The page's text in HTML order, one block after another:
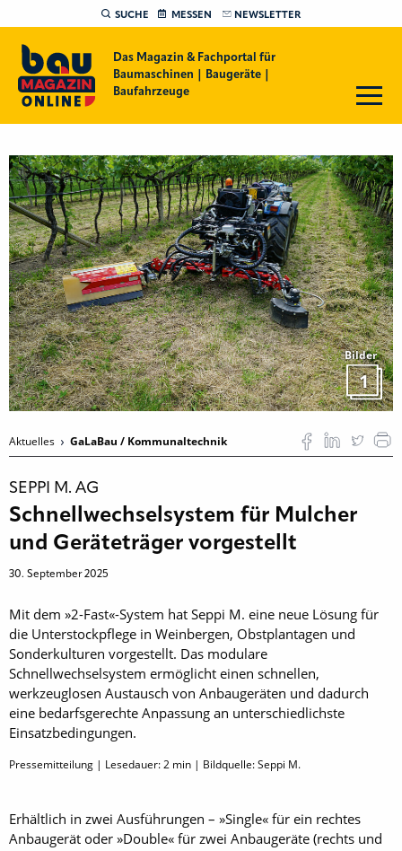
SUCHE MESSEN NEWSLETTER
Das Magazin & Fachportal für
Baumaschinen | Baugeräte |
Baufahrzeuge
Bilder
1
Aktuelles GaLaBau / Kommunaltechnik
SEPPI M. AG
Schnellwechselsystem für Mulcher
und Geräteträger vorgestellt
30. September 2025
Mit dem »2-Fast«-System hat Seppi M. eine neue Lösung für
die Unterstockpflege in Weinbergen, Obstplantagen und
Sonderkulturen vorgestellt. Das modulare
Schnellwechselsystem ermöglicht einen schnellen,
werkzeuglosen Austausch von Anbaugeräten und dadurch
eine bedarfsgerechte Anpassung an unterschiedlichste
Einsatzbedingungen.
Pressemitteilung | Lesedauer:2 min | Bildquelle: Seppi M.
Erhältlich in zwei Ausführungen – »Single« für ein rechtes
Anbaugerät oder »Double« für zwei Anbaugeräte (rechts und